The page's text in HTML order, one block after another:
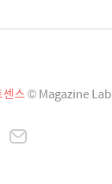
스© Magazine Lab